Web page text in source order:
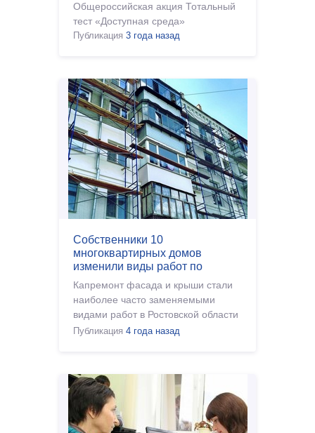
Общероссийская акция Тотальный
тест «Доступная среда»
Публикация 3 года назад
Собственники 10
многоквартирных домов
изменили виды работ по
капремонту в 2022 году
Капремонт фасада и крыши стали
наиболее часто заменяемыми
видами работ в Ростовской области
Публикация 4 года назад